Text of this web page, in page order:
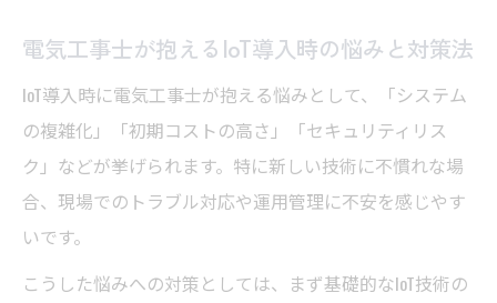
電気工事士が抱えるIoT導入時の悩みと対策法
IoT導入時に電気工事士が抱える悩みとして、「システム
の複雑化」「初期コストの高さ」「セキュリティリス
ク」などが挙げられます。特に新しい技術に不慣れな場
合、現場でのトラブル対応や運用管理に不安を感じやす
いです。
こうした悩みへの対策としては、まず基礎的なIoT技術の